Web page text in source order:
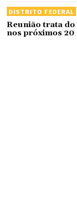
DISTRITO FEDERAL
Reunião trata
nos próximos 20